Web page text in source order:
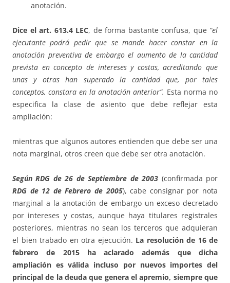
anotación.
Dice el art. 613.4 LEC, de forma bastante confusa, que “el
ejecutante podrá pedir que se mande hacer constar en la
anotación preventiva de embargo el aumento de la cantidad
prevista en concepto de intereses y costas, acreditando que
unas y otras han superado la cantidad que, por tales
conceptos, constara en la anotación anterior”. Esta norma no
especifica la clase de asiento que debe reflejar esta
ampliación:
mientras que algunos autores entienden que debe ser una
nota marginal, otros creen que debe ser otra anotación.
Según RDG de 26 de Septiembre de 2003 (confirmada por
RDG de 12 de Febrero de 2005), cabe consignar por nota
marginal a la anotación de embargo un exceso decretado
por intereses y costas, aunque haya titulares registrales
posteriores, mientras no sean los terceros que adquieran
el bien trabado en otra ejecución. La resolución de 16 de
febrero de 2015 ha aclarado además que dicha
ampliación es válida incluso por nuevos importes del
principal de la deuda que genera el apremio, siempre que